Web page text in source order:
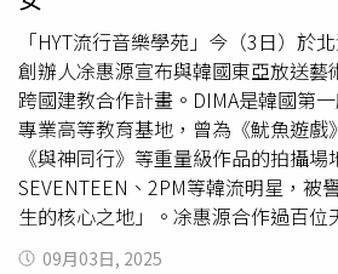
卻在經過後續製作打磨後成為樂團最
張震嶽、動力火車、五月天等接連
於2009年 發表的〈寂寞先生〉，創
人生低谷時期，並非刻意為專輯打造
誤、重新審視自我、感到無助的「私
托出強烈孤獨感，並成為繼〈背叛〉
其「情歌王子」地位，同時也是公認
「HYT流行音樂學苑」今（3日）於
創辦人凃惠源宣布與韓國東亞放送藝
跨國建教合作計畫。DIMA是韓國第
專業高等教育基地，曾為《魷魚遊戲
《與神同行》等重量級作品的拍攝場
SEVENTEEN、2PM等韓流明星，被
生的核心之地」。凃惠源合作過百位
妹、齊秦、李玟、蔡依林、張學友
09月03日, 2025